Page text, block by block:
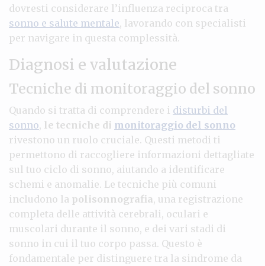
dovresti considerare l’influenza reciproca tra
sonno e salute mentale, lavorando con specialisti
per navigare in questa complessità.
Diagnosi e valutazione
Tecniche di monitoraggio del sonno
Quando si tratta di comprendere i disturbi del
sonno, le tecniche di monitoraggio del sonno
rivestono un ruolo cruciale. Questi metodi ti
permettono di raccogliere informazioni dettagliate
sul tuo ciclo di sonno, aiutando a identificare
schemi e anomalie. Le tecniche più comuni
includono la polisonnografia, una registrazione
completa delle attività cerebrali, oculari e
muscolari durante il sonno, e dei vari stadi di
sonno in cui il tuo corpo passa. Questo è
fondamentale per distinguere tra la sindrome da